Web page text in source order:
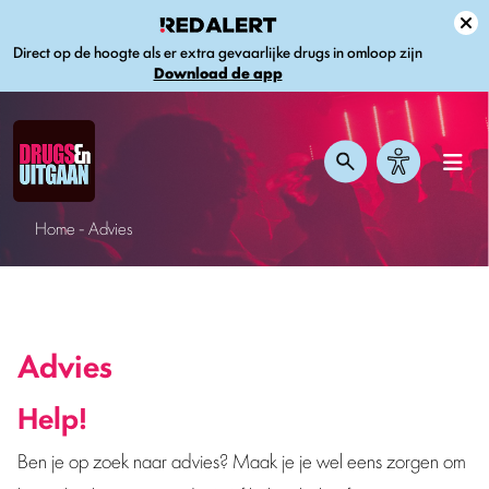
Direct op de hoogte als er extra gevaarlijke drugs in omloop zijn
Download de app
Home-Advies
Advies
Help!
Ben je op zoek naar advies? Maak je je wel eens zorgen om